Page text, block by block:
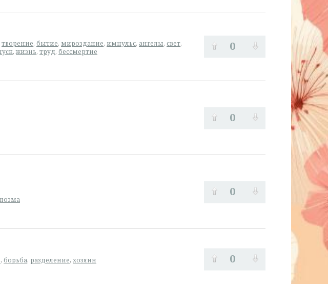
творение, бытие, мироздание, импульс, ангелы, свет,
,жизнь, труд, бессмертие 0
0
поэма
0
, борьба, разделение, хозяин 0